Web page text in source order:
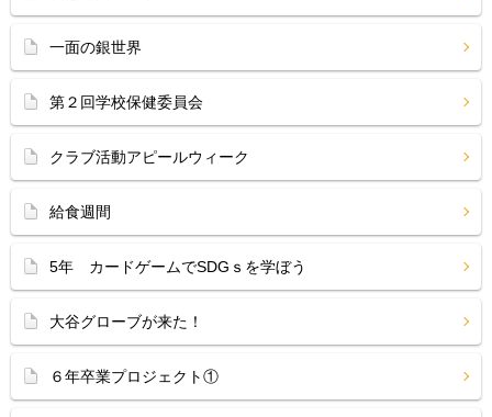
一面の銀世界
第２回学校保健委員会
クラブ活動アピールウィーク
給食週間
5年 カードゲームでSDGｓを学ぼう
大谷グローブが来た！
６年卒業プロジェクト①